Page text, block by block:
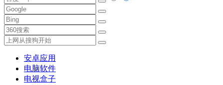
安卓应用
电脑软件
电视盒子